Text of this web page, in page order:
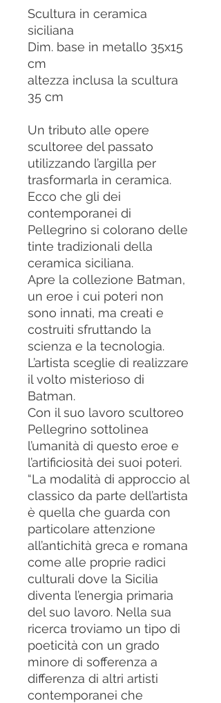
Scultura in ceramica
siciliana
Dim. base in metallo 35x15
cm
altezza inclusa la scultura
35 cm
Un tributo alle opere
scultoree del passato
utilizzando l’argilla per
trasformarla in ceramica.
Ecco che gli dei
contemporanei di
Pellegrino si colorano delle
tinte tradizionali della
ceramica siciliana.
Apre la collezione Batman,
un eroe i cui poteri non
sono innati, ma creati e
costruiti sfruttando la
scienza e la tecnologia.
L’artista sceglie di realizzare
il volto misterioso di
Batman.
Con il suo lavoro scultoreo
Pellegrino sottolinea
l’umanità di questo eroe e
l’artificiosità dei suoi poteri.
“La modalità di approccio al
classico da parte dell’artista
è quella che guarda con
particolare attenzione
all’antichità greca e romana
come alle proprie radici
culturali dove la Sicilia
diventa l’energia primaria
del suo lavoro. Nella sua
ricerca troviamo un tipo di
poeticità con un grado
minore di sofferenza a
differenza di altri artisti
contemporanei che